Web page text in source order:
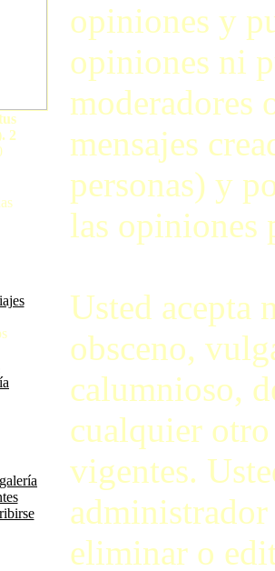
2
opiniones y
opiniones ni
moderadores
mensajes
personas) y
las opiniones
Usted acepta
obsceno,
calumnioso,
cualquier
vigentes.
administrador
eliminar o